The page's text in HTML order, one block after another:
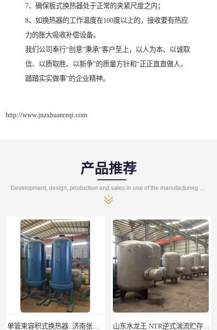
7、确保板式换热器处于正常的夹紧尺度之内；
8、如换热器的工作温度在100度以上的，接收要有热应
力的胀大吸收补偿设备。
我们公司奉行“创意”秉承“客户至上，以人为本、以诚取
信、以质取胜、以新争”的质量方针和“正正直直做人，
踏踏实实做事”的企业精神。
http://www.jnzxhuanreqi.com
产品推荐
单管束容积式换热器..济南张夏水暖设备 山东水龙王 NTR逆式湍流贮存式换热器